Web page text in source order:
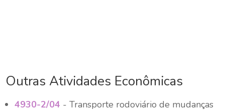
Outras Atividades Econômicas
4930-2/04 - Transporte rodoviário de mudanças